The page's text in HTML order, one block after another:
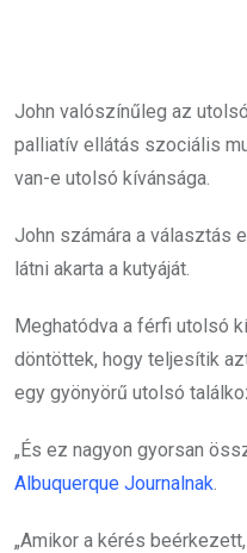
John valószínűleg az
palliatív ellátás szociális
van-e utolsó kívánsága.
John számára a választás
látni akarta a kutyáját.
Meghatódva a férfi utolsó
döntöttek, hogy teljesítik
egy gyönyörű utolsó
„És ez nagyon gyorsan
Albuquerque Journalnak
„Amikor a kérés